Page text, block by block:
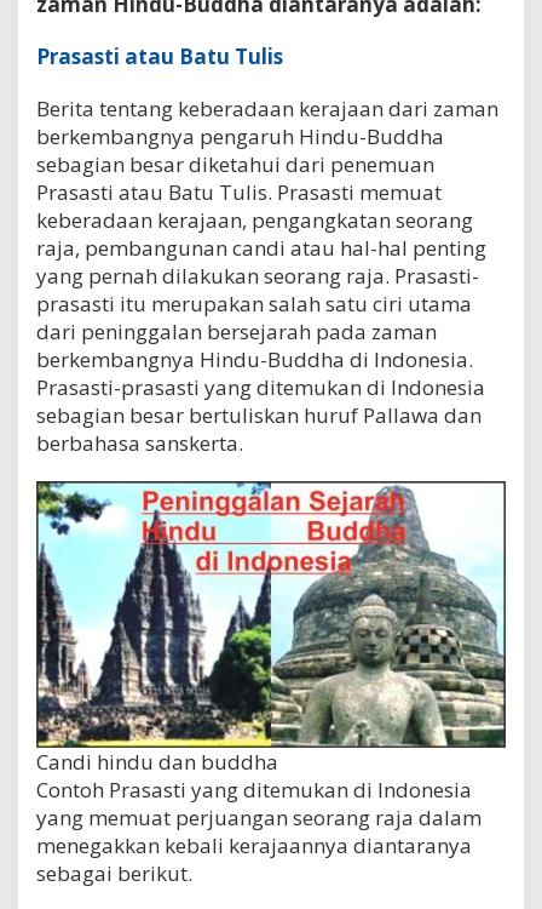
Prasasti atau Batu Tulis
Berita tentang keberadaan kerajaan dari zaman
berkembangnya pengaruh Hindu-Buddha
sebagian besar diketahui dari penemuan
Prasasti atau Batu Tulis. Prasasti memuat
keberadaan kerajaan, pengangkatan seorang
raja, pembangunan candi atau hal-hal penting
yang pernah dilakukan seorang raja. Prasasti-
prasasti itu merupakan salah satu ciri utama
dari peninggalan bersejarah pada zaman
berkembangnya Hindu-Buddha di Indonesia.
Prasasti-prasasti yang ditemukan di Indonesia
sebagian besar bertuliskan huruf Pallawa dan
berbahasa sanskerta.
Candi hindu dan buddha
Contoh Prasasti yang ditemukan di Indonesia
yang memuat perjuangan seorang raja dalam
menegakkan kebali kerajaannya diantaranya
sebagai berikut.